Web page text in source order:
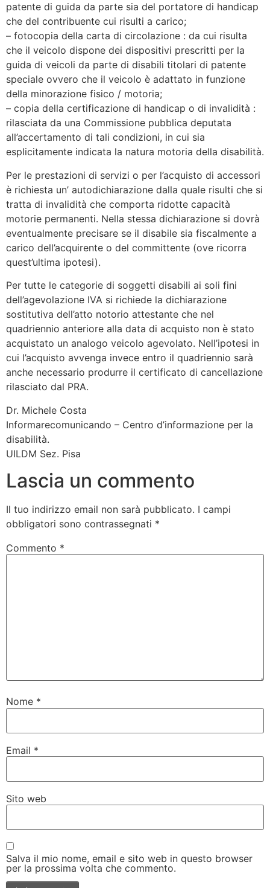
patente di guida da parte sia del portatore di handicap
che del contribuente cui risulti a carico;
– fotocopia della carta di circolazione : da cui risulta
che il veicolo dispone dei dispositivi prescritti per la
guida di veicoli da parte di disabili titolari di patente
speciale ovvero che il veicolo è adattato in funzione
della minorazione fisico / motoria;
– copia della certificazione di handicap o di invalidità :
rilasciata da una Commissione pubblica deputata
all’accertamento di tali condizioni, in cui sia
esplicitamente indicata la natura motoria della disabilità.
Per le prestazioni di servizi o per l’acquisto di accessori
è richiesta un’ autodichiarazione dalla quale risulti che si
tratta di invalidità che comporta ridotte capacità
motorie permanenti. Nella stessa dichiarazione si dovrà
eventualmente precisare se il disabile sia fiscalmente a
carico dell’acquirente o del committente (ove ricorra
quest’ultima ipotesi).
Per tutte le categorie di soggetti disabili ai soli fini
dell’agevolazione IVA si richiede la dichiarazione
sostitutiva dell’atto notorio attestante che nel
quadriennio anteriore alla data di acquisto non è stato
acquistato un analogo veicolo agevolato. Nell’ipotesi in
cui l’acquisto avvenga invece entro il quadriennio sarà
anche necessario produrre il certificato di cancellazione
rilasciato dal PRA.
Dr. Michele Costa
Informarecomunicando – Centro d’informazione per la
disabilità.
UILDM Sez. Pisa
Lascia un commento
Il tuo indirizzo email non sarà pubblicato. I campi
obbligatori sono contrassegnati *
Commento *
Nome *
Email *
Sito web
Salva il mio nome, email e sito web in questo browser
per la prossima volta che commento.